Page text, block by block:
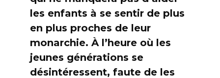
les enfants à se sentir de plus
en plus proches de leur
monarchie. À l’heure où les
jeunes générations se
désintéressent, faute de les